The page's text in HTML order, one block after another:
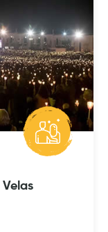
Velas